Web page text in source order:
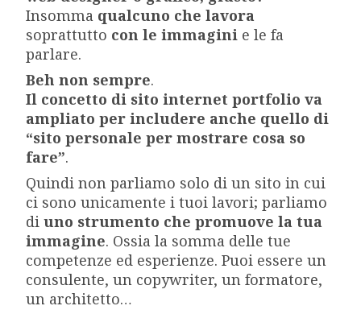
Insomma qualcuno che lavora
soprattutto con le immagini e le fa
parlare.
Beh non sempre.
Il concetto di sito internet portfolio va
ampliato per includere anche quello di
“sito personale per mostrare cosa so
fare”.
Quindi non parliamo solo di un sito in cui
ci sono unicamente i tuoi lavori; parliamo
di uno strumento che promuove la tua
immagine. Ossia la somma delle tue
competenze ed esperienze. Puoi essere un
consulente, un copywriter, un formatore,
un architetto…